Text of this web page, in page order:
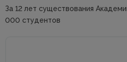
За 12 лет существования
000 студентов